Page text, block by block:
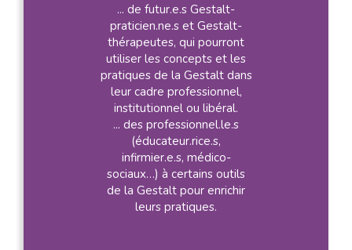
... de futur.e.s Gestalt-
praticien.ne.s et Gestalt-
thérapeutes, qui pourront
utiliser les concepts et les
pratiques de la Gestalt dans
leur cadre professionnel,
institutionnel ou libéral.
... des professionnel.le.s
(éducateur.rice.s,
infirmier.e.s, médico-
sociaux…) à certains outils
de la Gestalt pour enrichir
leurs pratiques.